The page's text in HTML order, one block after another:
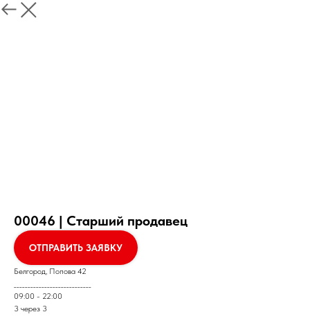
00046 | Старший продавец
ОТПРАВИТЬ ЗАЯВКУ
Белгород, Попова 42
09:00 - 22:00
3 через 3